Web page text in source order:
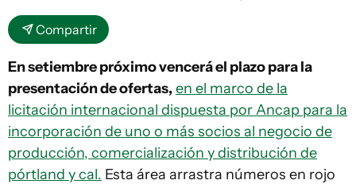
Compartir
En setiembre próximo vencerá el plazo para la
presentación de ofertas, en el marco de la
licitación internacional dispuesta por Ancap para la
incorporación de uno o más socios al negocio de
producción, comercialización y distribución de
pórtland y cal. Esta área arrastra números en rojo